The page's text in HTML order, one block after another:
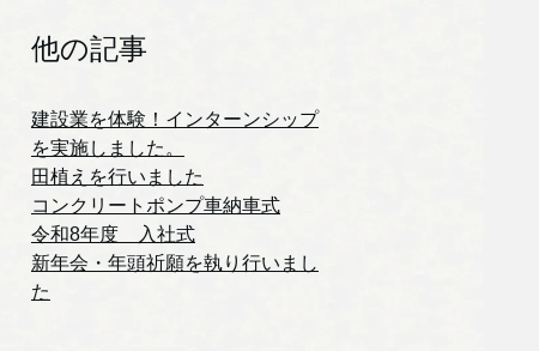
他の記事
建設業を体験！インターンシップ
を実施しました。
田植えを行いました
コンクリートポンプ車納車式
令和8年度 入社式
新年会・年頭祈願を執り行いまし
た